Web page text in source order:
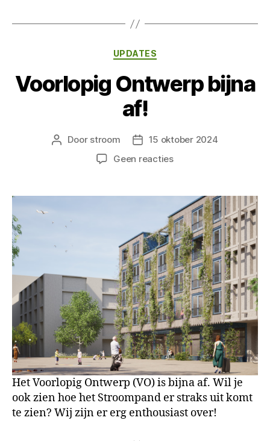
Categorieën
UPDATES
Voorlopig Ontwerp bijna
af!
Berichtauteur
Door stroom Berichtdatum
15 oktober 2024
Geen reactiesop
bijna
af!
Het Voorlopig Ontwerp (VO) is bijna af. Wil je
ook zien hoe het Stroompand er straks uit komt
te zien? Wij zijn er erg enthousiast over!